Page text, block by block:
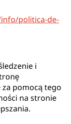
politica-de-
i
pomocą tego
na stronie